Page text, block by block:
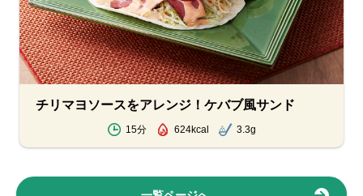
チリマヨソースをアレンジ！ケバブ風サンド
15分 624kcal 3.3g